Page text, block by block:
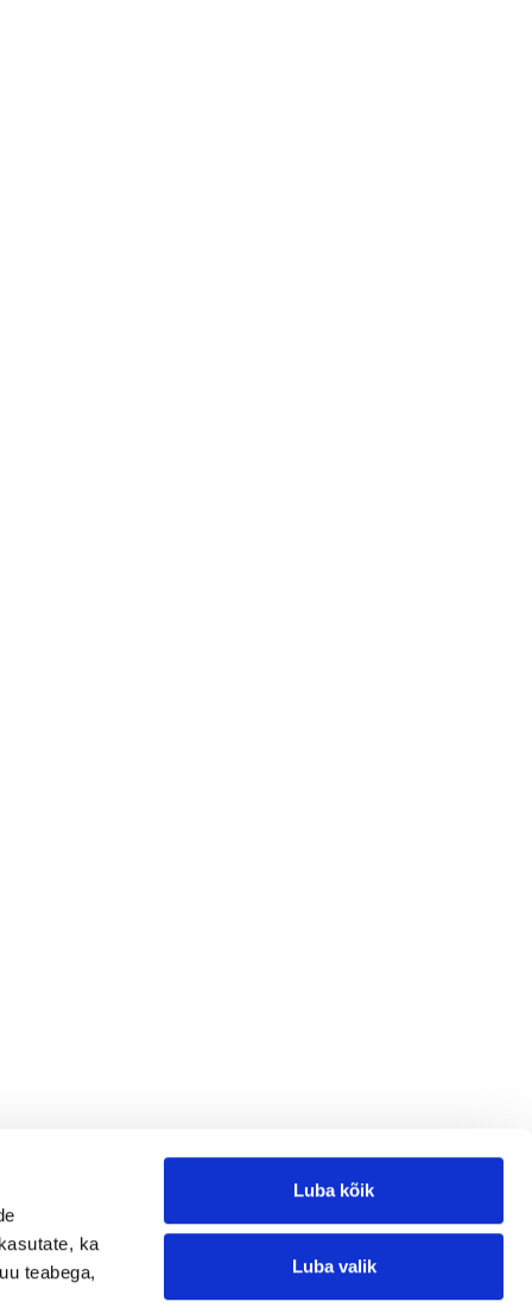
ka
teabega,
Luba kõik
Luba valik